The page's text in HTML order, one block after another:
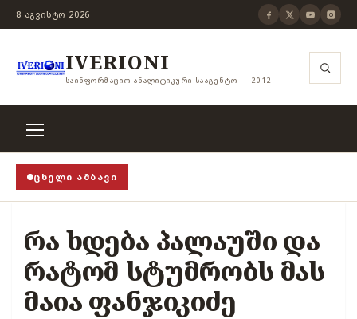
8 ᲐᲒᲕᲘᲡᲢᲝ 2026
IVERIONI
ᲡᲐᲘᲜᲤᲝᲠᲛᲐᲪᲘᲝ ᲐᲜᲐᲚᲘᲢᲘᲙᲣᲠᲘ ᲡᲐᲐᲒᲔᲜᲢᲝ — 2012
ᲪᲮᲔᲚᲘ ᲐᲛᲑᲐᲕᲘ
თვითცენზურის ჭანჭიკი მოშლილია, ცენზურა
რა ხდება პალაუში და
რატომ სტუმრობს მას
მაია ფანჯიკიძე